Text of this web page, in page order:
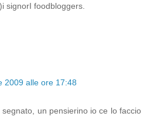
signorI foodbloggers.
2009 alle ore 17:48
un pensierino io ce lo faccio